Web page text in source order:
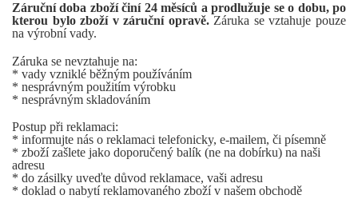
Záruční doba zboží činí 24 měsíců a prodlužuje se o dobu, po
kterou bylo zboží v záruční opravě. Záruka se vztahuje pouze
na výrobní vady.
Záruka se nevztahuje na:
* vady vzniklé běžným používáním
* nesprávným použitím výrobku
* nesprávným skladováním
Postup při reklamaci:
* informujte nás o reklamaci telefonicky, e-mailem, či písemně
* zboží zašlete jako doporučený balík (ne na dobírku) na naši
adresu
* do zásilky uveďte důvod reklamace, vaši adresu
* doklad o nabytí reklamovaného zboží v našem obchodě